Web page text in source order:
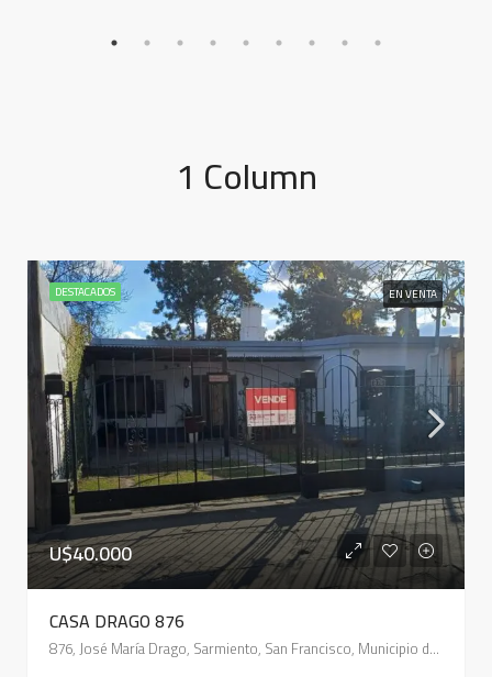
1 Column
DESTACADOS EN VENTA
U$40.000
CASA DRAGO 876
876, José María Drago, Sarmiento, San Francisco, Municipio de San Francisco, Pedanía Juárez Celman, Departamento San Justo, Córdoba, 2400, Argentina